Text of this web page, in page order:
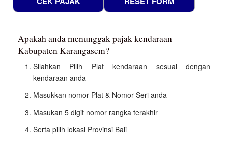
Apakah anda menunggak pajak kendaraan
Kabupaten Karangasem?
Silahkan Pilih Plat kendaraan sesuai dengan
kendaraan anda
Masukkan nomor Plat & Nomor Seri anda
Masukan 5 digit nomor rangka terakhir
Serta pilih lokasi Provinsi Bali